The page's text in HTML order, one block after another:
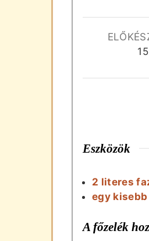
15
Eszközök
2 literes
egy
A főzelék